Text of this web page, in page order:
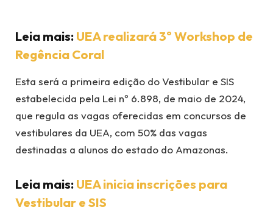
Leia mais:UEA realizará 3º Workshop de
Regência Coral
Esta será a primeira edição do Vestibular e SIS
estabelecida pela Lei nº 6.898, de maio de 2024,
que regula as vagas oferecidas em concursos de
vestibulares da UEA, com 50% das vagas
destinadas a alunos do estado do Amazonas.
Leia mais:UEA inicia inscrições para
Vestibular e SIS